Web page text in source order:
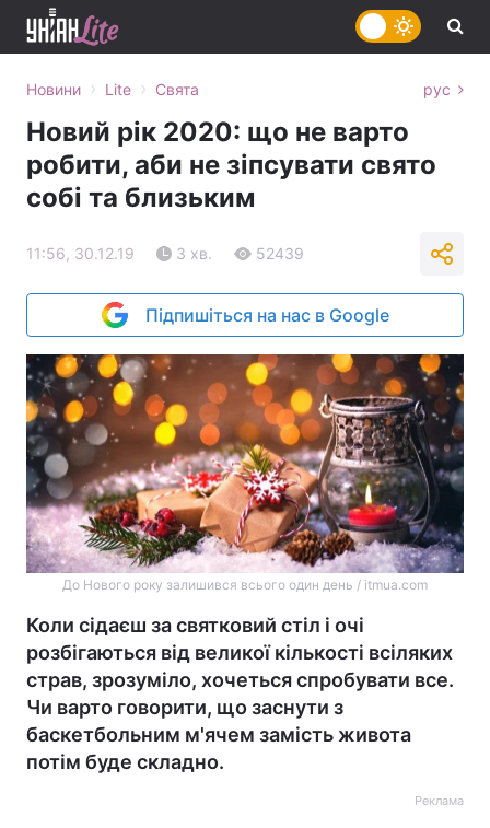
Новини › Lite › Свята рус
Новий рік 2020: що не варто
робити, аби не зіпсувати свято
собі та близьким
11:56, 30.12.19 3 хв. 52439
Підпишіться на нас в Google
До Нового року залишився всього один день / itmua.com
Коли сідаєш за святковий стіл і очі
розбігаються від великої кількості всіляких
страв, зрозуміло, хочеться спробувати все.
Чи варто говорити, що заснути з
баскетбольним м'ячем замість живота
потім буде складно.
Реклама